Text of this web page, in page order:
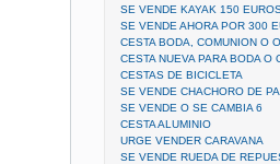
SE VENDE KAYAK 150
SE VENDE AHORA POR 300
CESTA BODA, COMUNION O
CESTA NUEVA PARA BODA O
CESTAS DE BICICLETA
SE VENDE CHACHORO DE
SE VENDE O SE CAMBIA 6
CESTA ALUMINIO
URGE VENDER CARAVANA
SE VENDE RUEDA DE